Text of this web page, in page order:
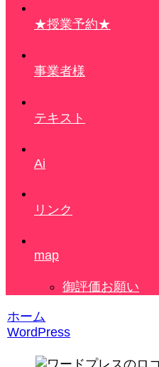
★授業予約★
事業者様
テキスト
Ai
リンク
map
御評価お願い
ホーム
WordPress